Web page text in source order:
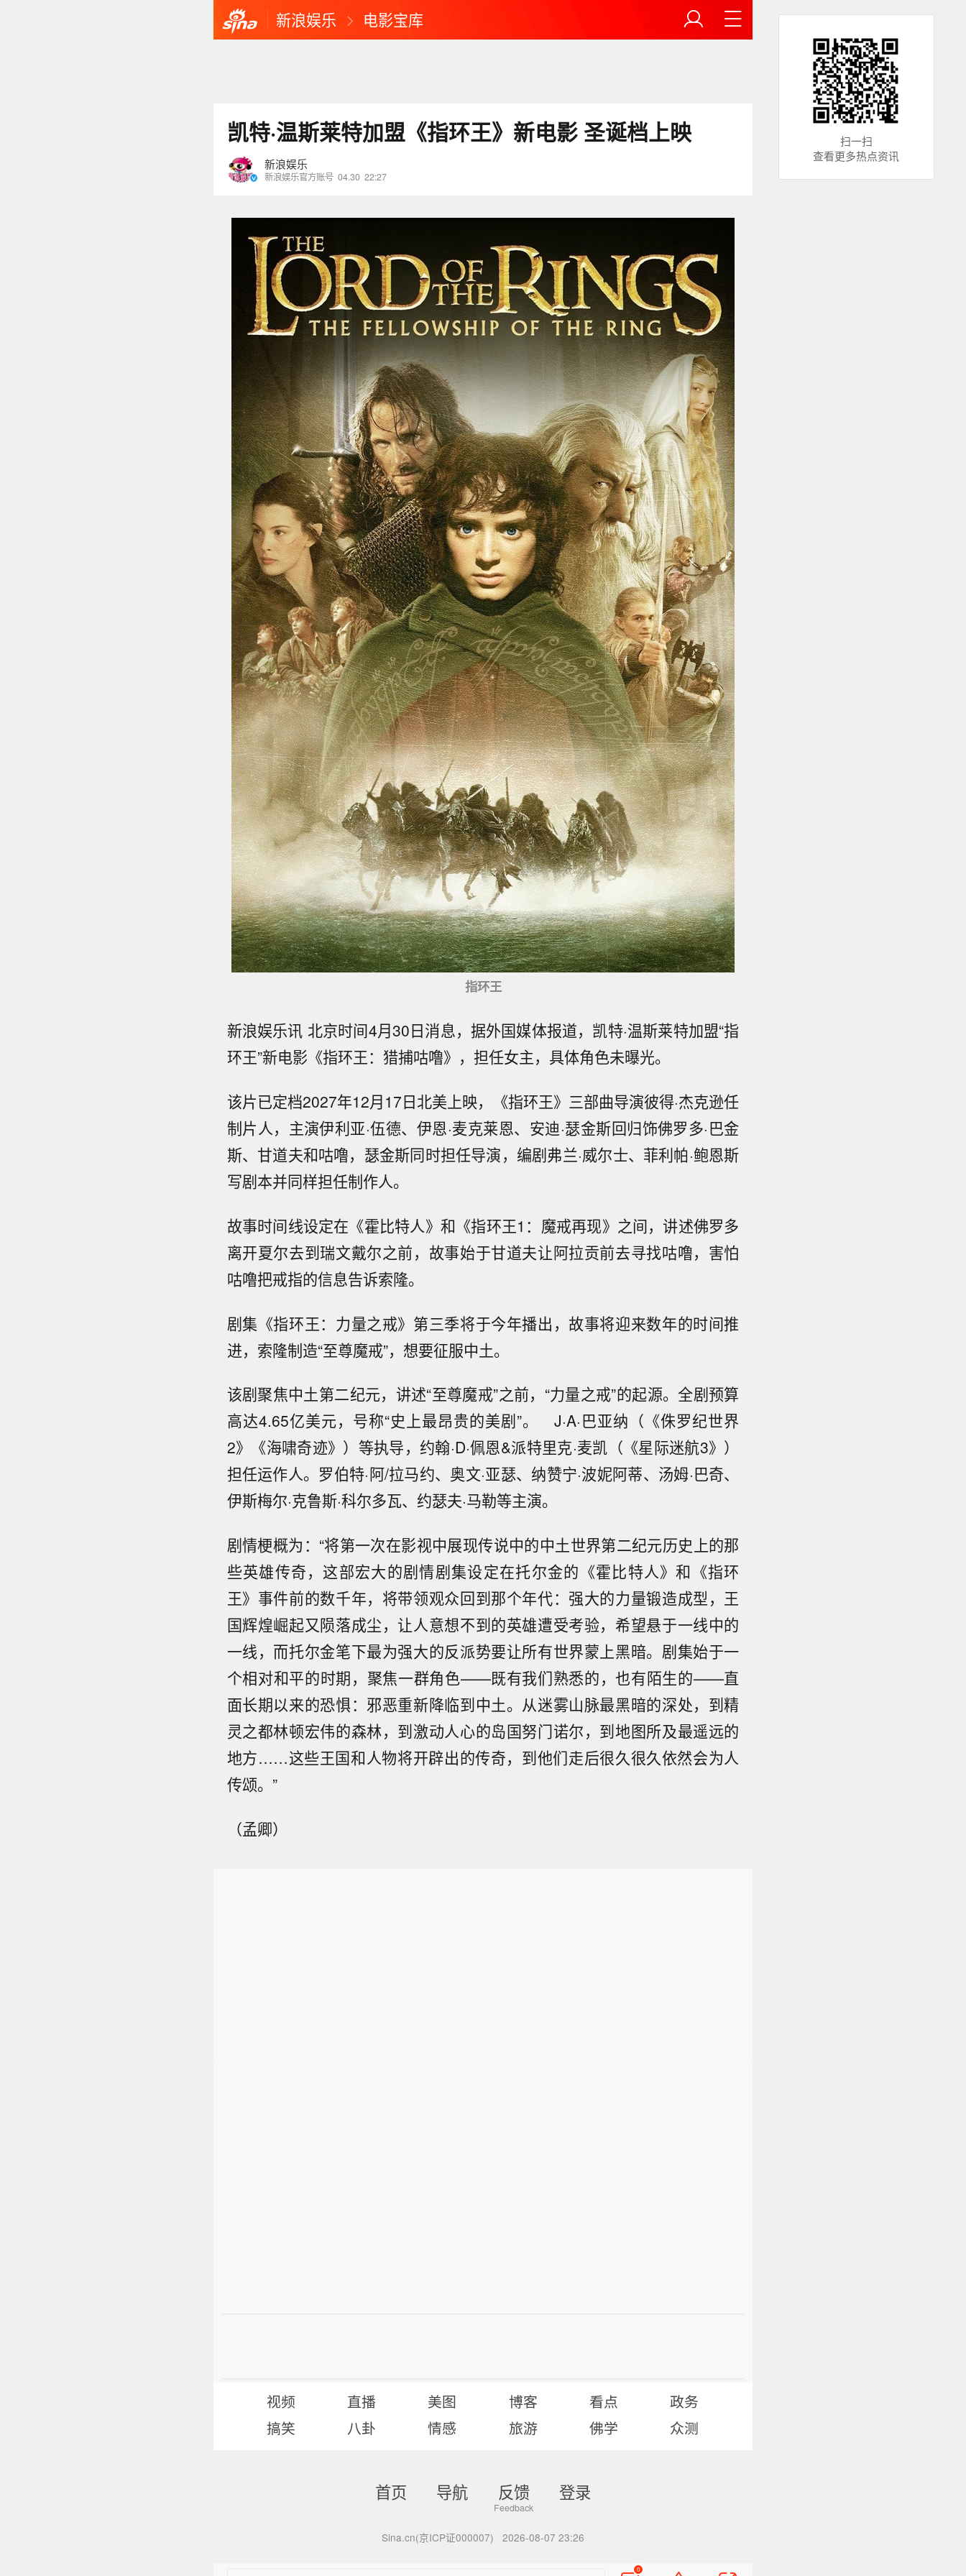
新浪娱乐 电影宝库
凯特·温斯莱特加盟《指环王》新电影 圣诞档上映
新浪娱乐
新浪娱乐官方账号 04.30 22:27
指环王
新浪娱乐讯 北京时间4月30日消息，据外国媒体报道，凯特·温斯莱特加盟“指
环王”新电影《指环王：猎捕咕噜》，担任女主，具体角色未曝光。
该片已定档2027年12月17日北美上映，《指环王》三部曲导演彼得·杰克逊任
制片人，主演伊利亚·伍德、伊恩·麦克莱恩、安迪·瑟金斯回归饰佛罗多·巴金
斯、甘道夫和咕噜，瑟金斯同时担任导演，编剧弗兰·威尔士、菲利帕·鲍恩斯
写剧本并同样担任制作人。
故事时间线设定在《霍比特人》和《指环王1：魔戒再现》之间，讲述佛罗多
离开夏尔去到瑞文戴尔之前，故事始于甘道夫让阿拉贡前去寻找咕噜，害怕
咕噜把戒指的信息告诉索隆。
剧集《指环王：力量之戒》第三季将于今年播出，故事将迎来数年的时间推
进，索隆制造“至尊魔戒”，想要征服中土。
该剧聚焦中土第二纪元，讲述“至尊魔戒”之前，“力量之戒”的起源。全剧预算
高达4.65亿美元，号称“史上最昂贵的美剧”。 J·A·巴亚纳（《侏罗纪世界
2》《海啸奇迹》）等执导，约翰·D·佩恩&派特里克·麦凯（《星际迷航3》）
担任运作人。罗伯特·阿/拉马约、奥文·亚瑟、纳赞宁·波妮阿蒂、汤姆·巴奇、
伊斯梅尔·克鲁斯·科尔多瓦、约瑟夫·马勒等主演。
剧情梗概为：“将第一次在影视中展现传说中的中土世界第二纪元历史上的那
些英雄传奇，这部宏大的剧情剧集设定在托尔金的《霍比特人》和《指环
王》事件前的数千年，将带领观众回到那个年代：强大的力量锻造成型，王
国辉煌崛起又陨落成尘，让人意想不到的英雄遭受考验，希望悬于一线中的
一线，而托尔金笔下最为强大的反派势要让所有世界蒙上黑暗。剧集始于一
个相对和平的时期，聚焦一群角色——既有我们熟悉的，也有陌生的——直
面长期以来的恐惧：邪恶重新降临到中土。从迷雾山脉最黑暗的深处，到精
灵之都林顿宏伟的森林，到激动人心的岛国努门诺尔，到地图所及最遥远的
地方……这些王国和人物将开辟出的传奇，到他们走后很久很久依然会为人
传颂。”
（孟卿）
视频 直播 美图 博客 看点
政务
搞笑
八卦 情感 旅游 佛学 众测
首页 导航 反馈 登录
Sina.cn(京ICP证000007) 2026-08-07 23:26
扫一扫
查看更多热点资讯
0